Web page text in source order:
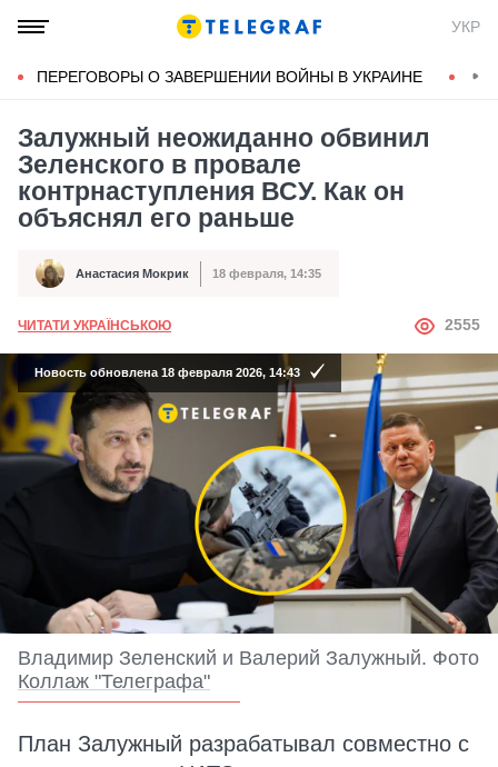
УКР
ПЕРЕГОВОРЫ О ЗАВЕРШЕНИИ ВОЙНЫ В УКРАИНЕ
Залужный неожиданно обвинил
Зеленского в провале
контрнаступления ВСУ. Как он
объяснял его раньше
Автор Анастасия Мокрик
Дата публикации 18 февраля, 14:35
ЧИТАТИ УКРАЇНСЬКОЮ АВТОР
2555
Новость обновлена 18 февраля 2026, 14:43
Владимир Зеленский и Валерий Залужный. Фото
Коллаж "Телеграфа"
План Залужный разрабатывал совместно с